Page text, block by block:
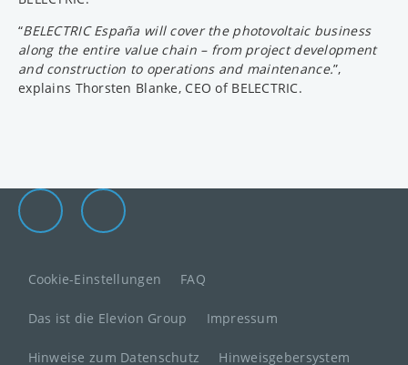
“BELECTRIC España will cover the photovoltaic business
along the entire value chain – from project development
and construction to operations and maintenance.”,
explains Thorsten Blanke, CEO of BELECTRIC.
Die Elevion Gruppe auf LinkedIn
Zur Elevion Gruppe Kontaktseite
Cookie-Einstellungen FAQ
Das ist die Elevion Group Impressum
Hinweise zum Datenschutz Hinweisgebersystem